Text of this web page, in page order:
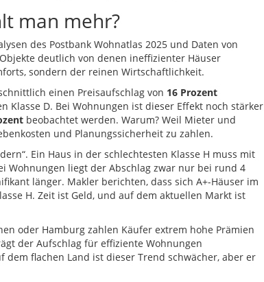
man mehr?
des Postbank Wohnatlas 2025 und Daten von
deutlich von denen ineffizienter Häuser
sondern der reinen Wirtschaftlichkeit.
einen Preisaufschlag von 16 Prozent
D. Bei Wohnungen ist dieser Effekt noch stärker
beobachtet werden. Warum? Weil Mieter und
und Planungssicherheit zu zahlen.
Ein Haus in der schlechtesten Klasse H muss mit
Wohnungen liegt der Abschlag zwar nur bei rund 4
länger. Makler berichten, dass sich A+-Häuser im
H. Zeit ist Geld, und auf dem aktuellen Markt ist
oder Hamburg zahlen Käufer extrem hohe Prämien
der Aufschlag für effiziente Wohnungen
flachen Land ist dieser Trend schwächer, aber er